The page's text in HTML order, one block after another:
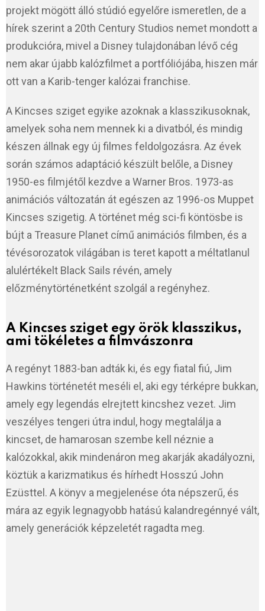
projekt mögött álló stúdió egyelőre ismeretlen, de a
hírek szerint a 20th Century Studios nemet mondott a
produkcióra, mivel a Disney tulajdonában lévő cég
nem akar újabb kalózfilmet a portfóliójába, hiszen már
ott van a Karib-tenger kalózai franchise.
A Kincses sziget egyike azoknak a klasszikusoknak,
amelyek soha nem mennek ki a divatból, és mindig
készen állnak egy új filmes feldolgozásra. Az évek
során számos adaptáció készült belőle, a Disney
1950-es filmjétől kezdve a Warner Bros. 1973-as
animációs változatán át egészen az 1996-os Muppet
Kincses szigetig. A történet még sci-fi köntösbe is
bújt a Treasure Planet című animációs filmben, és a
tévésorozatok világában is teret kapott a méltatlanul
alulértékelt Black Sails révén, amely
előzménytörténetként szolgál a regényhez.
A Kincses sziget egy örök klasszikus,
ami tökéletes a filmvászonra
A regényt 1883-ban adták ki, és egy fiatal fiú, Jim
Hawkins történetét meséli el, aki egy térképre bukkan,
amely egy legendás elrejtett kincshez vezet. Jim
veszélyes tengeri útra indul, hogy megtalálja a
kincset, de hamarosan szembe kell néznie a
kalózokkal, akik mindenáron meg akarják akadályozni,
köztük a karizmatikus és hírhedt Hosszú John
Ezüsttel. A könyv a megjelenése óta népszerű, és
mára az egyik legnagyobb hatású kalandregénnyé vált,
amely generációk képzeletét ragadta meg.